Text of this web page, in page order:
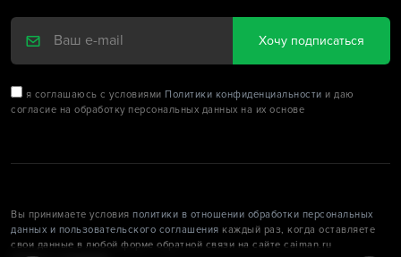
Хочу подписаться
я соглашаюсь с условиями Политики конфиденциальности и даю
согласие на обработку персональных данных на их основе
Вы принимаете условия политики в отношении обработки персональных
данных и пользовательского соглашения каждый раз, когда оставляете
свои данные в любой форме обратной связи на сайте caiman.ru